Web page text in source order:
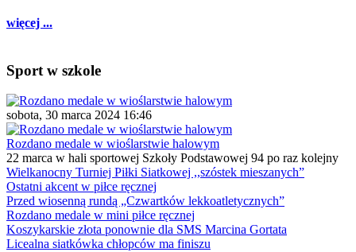
więcej ...
Sport w szkole
sobota, 30 marca 2024 16:46
Rozdano medale w wioślarstwie halowym
22 marca w hali sportowej Szkoły Podstawowej 94 po raz kolejny
Wielkanocny Turniej Piłki Siatkowej ,,szóstek mieszanych”
Ostatni akcent w piłce ręcznej
Przed wiosenną rundą „Czwartków lekkoatletycznych”
Rozdano medale w mini piłce ręcznej
Koszykarskie złota ponownie dla SMS Marcina Gortata
Licealna siatkówka chłopców ma finiszu